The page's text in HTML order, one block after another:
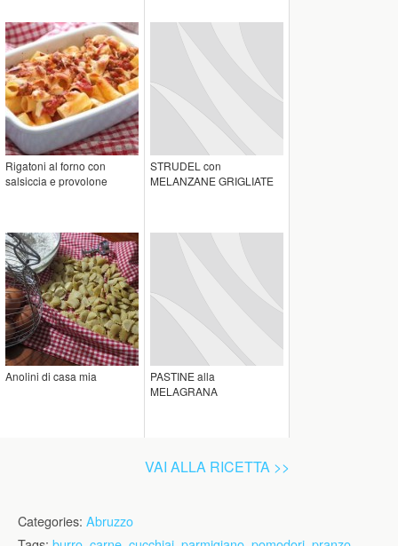
Rigatoni al forno con
salsiccia e provolone
STRUDEL con
MELANZANE GRIGLIATE
Anolini di casa mia
PASTINE alla
MELAGRANA
VAI ALLA RICETTA >>
Categories: Abruzzo